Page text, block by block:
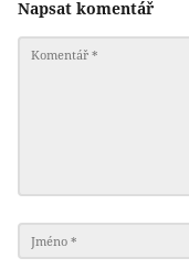
Napsat komentář